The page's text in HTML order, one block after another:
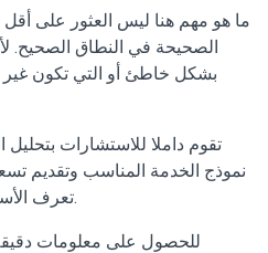
ما هو مهم هنا ليس العثور على
الصحيحة في النطاق الصحيح.
بشكل خاطئ أو التي تكون غير
تقوم داملا للاستشارات
نموذج الخدمة المناسب وتقديم
تعرف الأسر بوضوح ما الذي تدفعه ولماذا.
للحصول على معلومات